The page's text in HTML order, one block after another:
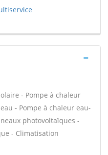
- Pompe à chaleur
- Pompe à chaleur eau-
photovoltaïques -
- Climatisation